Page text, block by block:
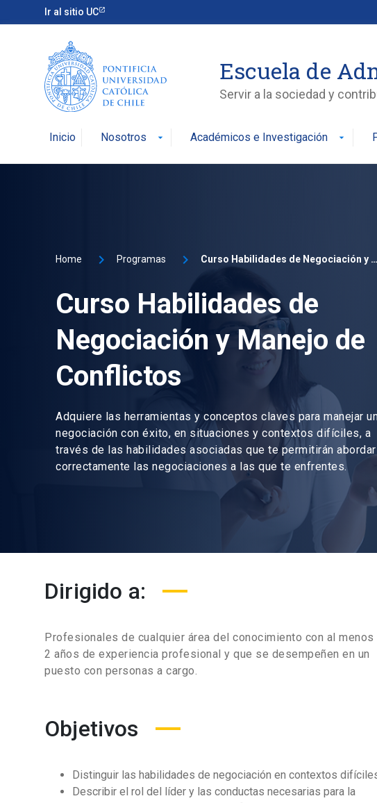
Ir al sitio UC
Escuela de
Servir a la sociedad y
Inicio Nosotros arrow_drop_down Académicos e Investigación arrow_drop_down
Home Programas Curso Habilidades de Negociación y Manejo de Conflictos
Curso Habilidades de
Negociación y Manejo de
Conflictos
Adquiere las herramientas y conceptos claves para manejar
negociación con éxito, en situaciones y contextos difíciles, a
través de las habilidades asociadas que te permitirán abordar
correctamente las negociaciones a las que te enfrentes.
Dirigido a:
Profesionales de cualquier área del conocimiento con al menos
2 años de experiencia profesional y que se desempeñen en un
puesto con personas a cargo.
Objetivos
Distinguir las habilidades de negociación en contextos
Describir el rol del líder y las conductas necesarias para la